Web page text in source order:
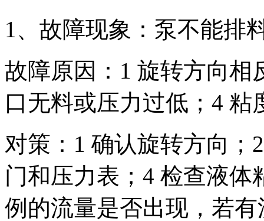
1、故障现象：泵不能排
故障原因：1 旋转方向相
口无料或压力过低；4
对策：1 确认旋转方向；
门和压力表；4 检查液
例的流量是否出现，若